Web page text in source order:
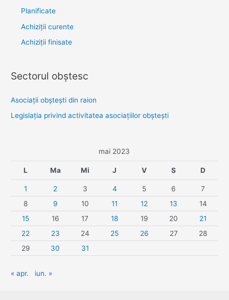
Planificate
Achiziții curente
Achiziții finisate
Sectorul obştesc
Asociaţii obşteşti din raion
Legislaţia privind activitatea asociaţiilor obşteşti
mai 2023
L Ma Mi J V S D
1 2 3 4 5 6
7
8
9 10 11 12 13
14
15
16 17 18 19 20
21
22
23 24 25 26 27
28
29
30 31
« apr. iun. »